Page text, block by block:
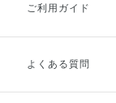
ご利用ガイド
ご利用ガイドトップ
よくある質問